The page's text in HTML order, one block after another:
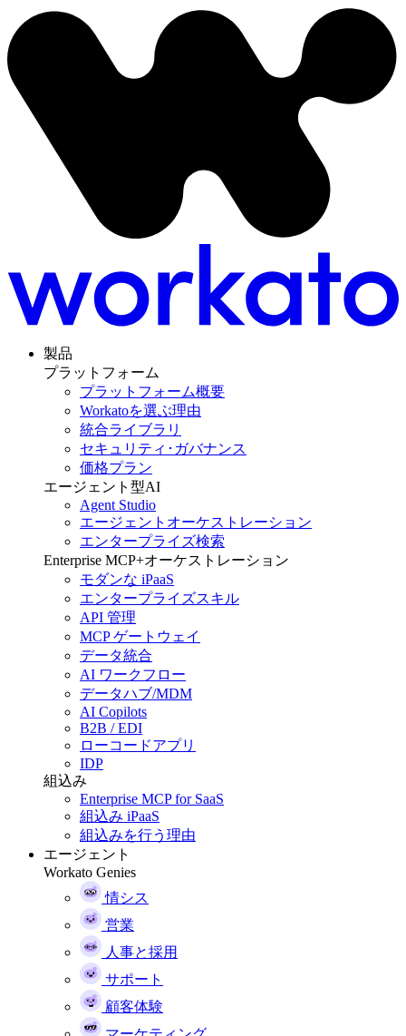
製品
プラットフォーム
プラットフォーム概要
Workatoを選ぶ理由
統合ライブラリ
セキュリティ･ガバナンス
価格プラン
エージェント型AI
Agent Studio
エージェントオーケストレーション
エンタープライズ検索
Enterprise MCP+オーケストレーション
モダンな iPaaS
エンタープライズスキル
API 管理
MCP ゲートウェイ
データ統合
AI ワークフロー
データハブ/MDM
AI Copilots
B2B / EDI
ローコードアプリ
IDP
組込み
Enterprise MCP for SaaS
組込み iPaaS
組込みを行う理由
エージェント
Workato Genies
情シス
営業
人事と採用
サポート
顧客体験